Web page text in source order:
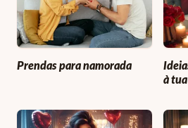
Prendas para namorada
à